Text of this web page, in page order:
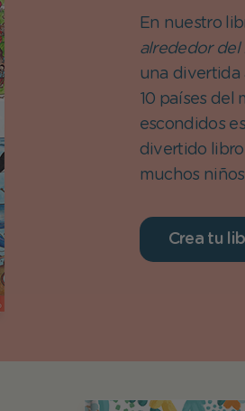
En nuestro
alrededor del
una divertida
10 países del
escondidos
divertido
muchos
Crea tu